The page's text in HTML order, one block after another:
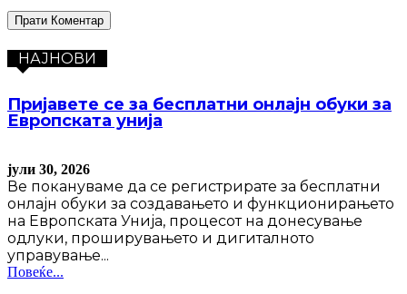
НАЈНОВИ
Пријавете се за бесплатни онлајн обуки за
Европската унија
јули 30, 2026
Ве покануваме да се регистрирате за бесплатни
онлајн обуки за создавањето и функционирањето
на Европската Унија, процесот на донесување
одлуки, проширувањето и дигиталното
управување...
Повеќе...